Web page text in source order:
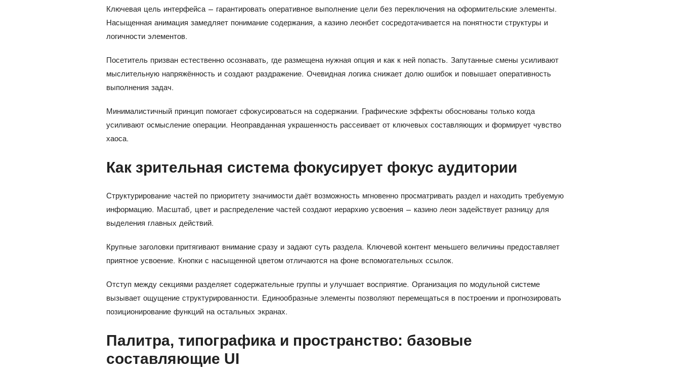
Ключевая цель интерфейса – гарантировать оперативное выполнение цели без переключения на оформительские элементы.
Насыщенная анимация замедляет понимание содержания, а казино леонбет сосредотачивается на понятности структуры и
логичности элементов.
Посетитель призван естественно осознавать, где размещена нужная опция и как к ней попасть. Запутанные смены усиливают
мыслительную напряжённость и создают раздражение. Очевидная логика снижает долю ошибок и повышает оперативность
выполнения задач.
Минималистичный принцип помогает сфокусироваться на содержании. Графические эффекты обоснованы только когда
усиливают осмысление операции. Неоправданная украшенность рассеивает от ключевых составляющих и формирует чувство
хаоса.
Как зрительная система фокусирует фокус аудитории
Структурирование частей по приоритету значимости даёт возможность мгновенно просматривать раздел и находить требуемую
информацию. Масштаб, цвет и распределение частей создают иерархию усвоения – казино леон задействует разницу для
выделения главных действий.
Крупные заголовки притягивают внимание сразу и задают суть раздела. Ключевой контент меньшего величины предоставляет
приятное усвоение. Кнопки с насыщенной цветом отличаются на фоне вспомогательных ссылок.
Отступ между секциями разделяет содержательные группы и улучшает восприятие. Организация по модульной системе
вызывает ощущение структурированности. Единообразные элементы позволяют перемещаться в построении и прогнозировать
позиционирование функций на остальных экранах.
Палитра, типографика и пространство: базовые
составляющие UI